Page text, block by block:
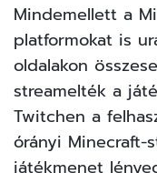
Mindemellett a
platformokat is
oldalakon
streamelték a
Twitchen a
órányi Minecraft-
játékmenet